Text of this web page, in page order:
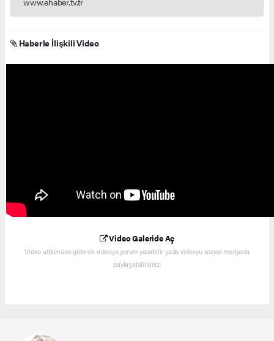
Haberle İlişkili Video
Video Galeride Aç
Video albümüne giderek videoya yorum yazabilir yada videoyu sosyal medyada
paylaşabilirsiniz.